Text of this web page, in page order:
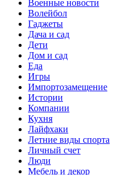
Военные новости
Волейбол
Гаджеты
Дача и сад
Дети
Дом и сад
Еда
Игры
Импортозамещение
Истории
Компании
Кухня
Лайфхаки
Летние виды спорта
Личный счет
Люди
Мебель и декор